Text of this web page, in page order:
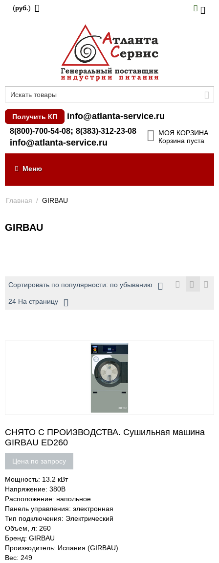
(руб.)
Получить КП info@atlanta-service.ru
8(800)-700-54-08; 8(383)-312-23-08
info@atlanta-service.ru
МОЯ КОРЗИНА
Корзина пуста
Меню
Главная / GIRBAU
GIRBAU
Сортировать по популярности: по убыванию
24 На страницу
СНЯТО С ПРОИЗВОДСТВА. Сушильная машина
GIRBAU ED260
Цена по запросу
Мощность: 13.2 кВт
Напряжение: 380В
Расположение: напольное
Панель управления: электронная
Тип подключения: Электрический
Объем, л: 260
Бренд: GIRBAU
Производитель: Испания (GIRBAU)
Вес: 249